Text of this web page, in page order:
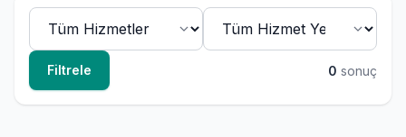
Filtrele 0 sonuç